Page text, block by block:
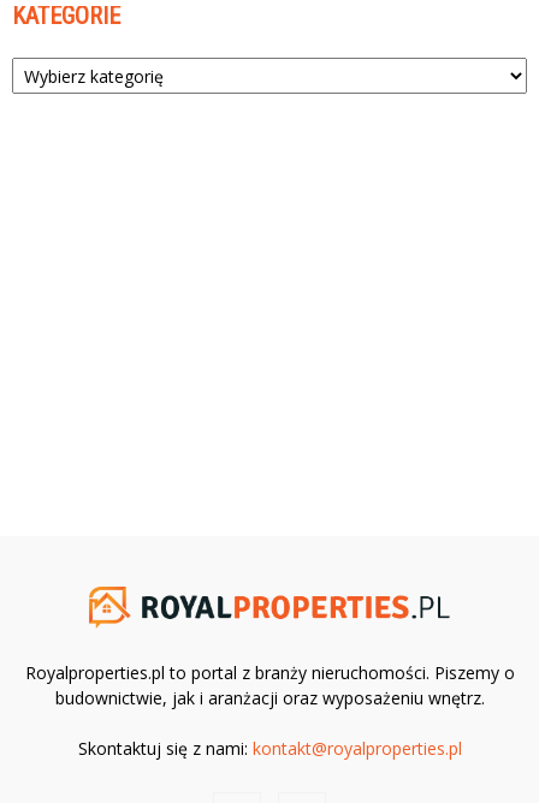
KATEGORIE
Kategorie
Royalproperties.pl to portal z branży nieruchomości. Piszemy o
budownictwie, jak i aranżacji oraz wyposażeniu wnętrz.
Skontaktuj się z nami: kontakt@royalproperties.pl